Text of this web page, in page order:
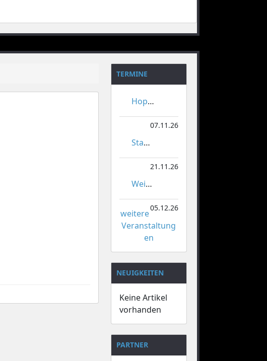
TERMINE
Hoppeditzerwachen
07.11.26
Stadtmeisterschaften im Gardetanz
21.11.26
Weihnachtsmarkt Orsoy
05.12.26
weitere
Veranstaltung
en
NEUIGKEITEN
Keine Artikel
vorhanden
PARTNER